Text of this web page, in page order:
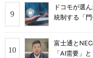
ドコモが選
統制する「
富士通と
「AI需要」